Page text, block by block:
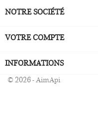
NOTRE SOCIÉTÉ
VOTRE COMPTE
INFORMATIONS
© 2026 - AimApi